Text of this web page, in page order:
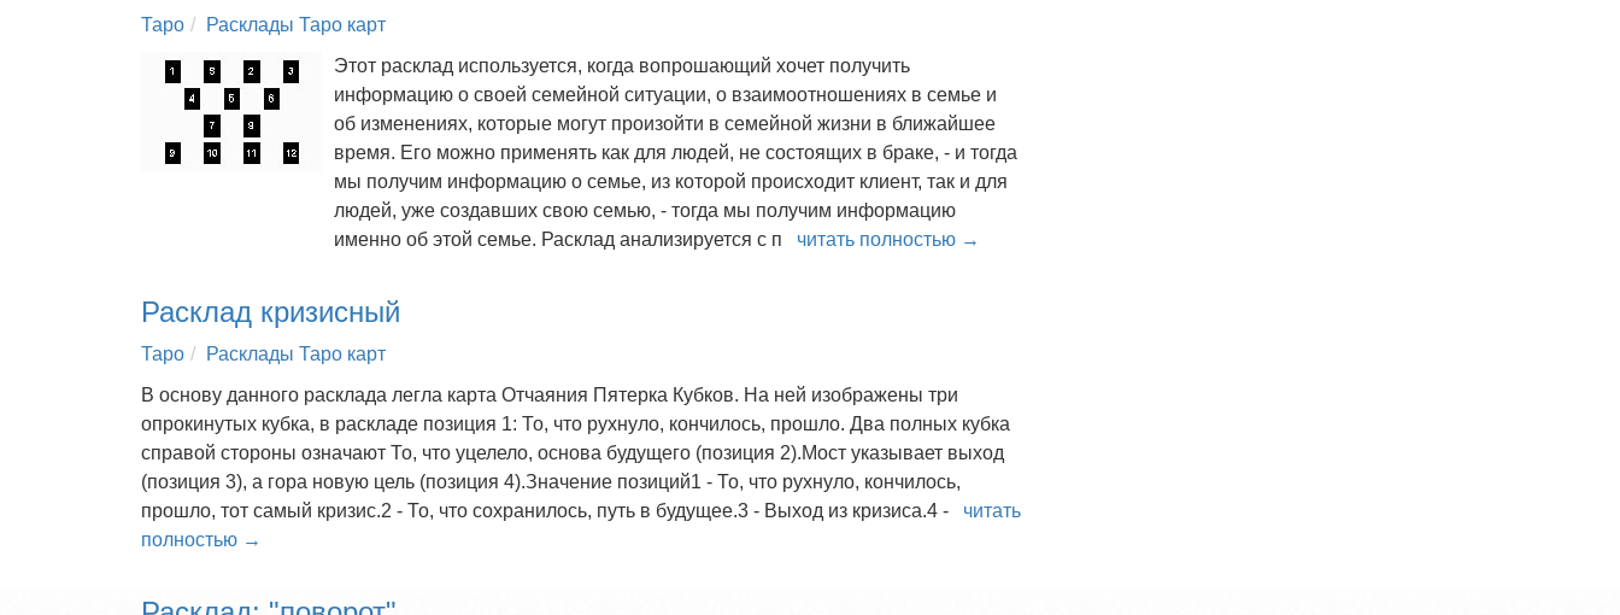
Таро
Расклады Таро карт
Этот расклад используется, когда вопрошающий хочет получить
информацию о своей семейной ситуации, о взаимоотношениях в семье и
об изменениях, которые могут произойти в семейной жизни в ближайшее
время. Его можно применять как для людей, не состоящих в браке, - и тогда
мы получим информацию о семье, из которой происходит клиент, так и для
людей, уже создавших свою семью, - тогда мы получим информацию
именно об этой семье. Расклад анализируется с п читать полностью →
Расклад кризисный
Таро
Расклады Таро карт
В основу данного расклада легла карта Отчаяния Пятерка Кубков. На ней изображены три
опрокинутых кубка, в раскладе позиция 1: То, что рухнуло, кончилось, прошло. Два полных кубка
справой стороны означают То, что уцелело, основа будущего (позиция 2).Мост указывает выход
(позиция 3), а гора новую цель (позиция 4).Значение позиций1 - То, что рухнуло, кончилось,
прошло, тот самый кризис.2 - То, что сохранилось, путь в будущее.3 - Выход из кризиса.4 - читать
полностью →